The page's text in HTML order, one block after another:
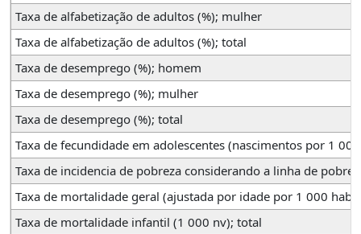
Taxa de alfabetização de adultos (%); mulher
Taxa de alfabetização de adultos (%); total
Taxa de desemprego (%); homem
Taxa de desemprego (%); mulher
Taxa de desemprego (%); total
Taxa de fecundidade em adolescentes (nascimentos por 1
Taxa de incidencia de pobreza considerando a linha de
Taxa de mortalidade geral (ajustada por idade por 1 000
Taxa de mortalidade infantil (1 000 nv); total